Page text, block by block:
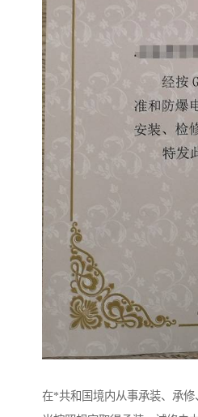
在*共和国境内从事承装、承